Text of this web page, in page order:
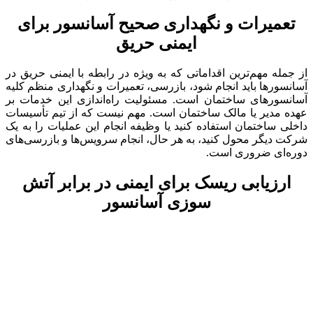
تعمیرات و نگهداری صحیح آسانسور برای
ایمنی حریق
از جمله مهم‌ترین اقداماتی که به ویژه در رابطه با ایمنی حریق در
آسانسورها باید انجام شود، بازرسی، تعمیرات و نگهداری منظم کلیه
آسانسورهای ساختمان است. مسئولیت راه‌اندازی این خدمات بر
عهده مدیر یا مالک ساختمان است. مهم نیست که از تیم تأسیسات
داخلی ساختمان استفاده کنید یا وظیفه انجام این عملیات را به یک
شرکت دیگر محول کنید، به هر حال، انجام سرویس‌ها و بازرسی‌های
دوره‌ای ضروری است.
ارزیابی ریسک برای ایمنی در برابر آتش
سوزی آسانسور